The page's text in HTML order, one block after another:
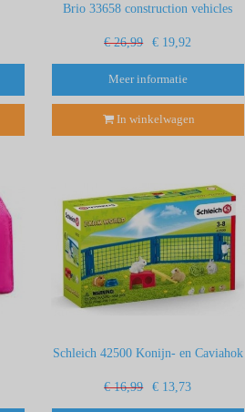
Brio 33658 construction vehicles
€ 26,99 € 19,92
Meer informatie
In winkelwagen
Schleich 42500 Konijn- en Caviahok
€ 16,99 € 13,73